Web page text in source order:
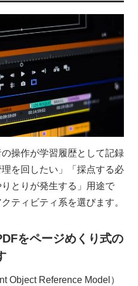
操作が学習履歴として記録
を回したい」「採点する必
とりが発生する」用途で
ティビティ系を選びます。
をページめくり式の
Object Reference Model）